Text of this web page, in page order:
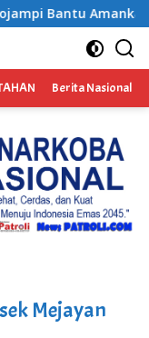
Narkoba, Kasus
Berita Nasional
Mejayan